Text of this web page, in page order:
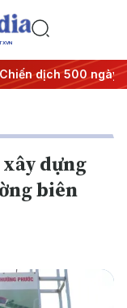
dịch 500 ngày đêm
dựng
biên